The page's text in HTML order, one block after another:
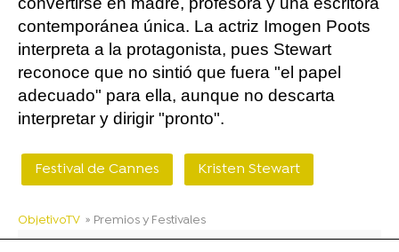
contemporánea única. La actriz Imogen Poots
interpreta a la protagonista, pues Stewart
reconoce que no sintió que fuera "el papel
adecuado" para ella, aunque no descarta
interpretar y dirigir "pronto".
Festival de Cannes Kristen Stewart
ObjetivoTV » Premios y Festivales